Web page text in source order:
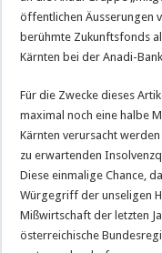
öffentlichen Äusserungen
berühmte Zukunftsfonds
Kärnten bei der Anadi-
Für die Zwecke dieses
maximal noch eine halbe
Kärnten verursacht
zu erwartenden
Diese einmalige Chance,
Würgegriff der unseligen
Mißwirtschaft der letzten
österreichische